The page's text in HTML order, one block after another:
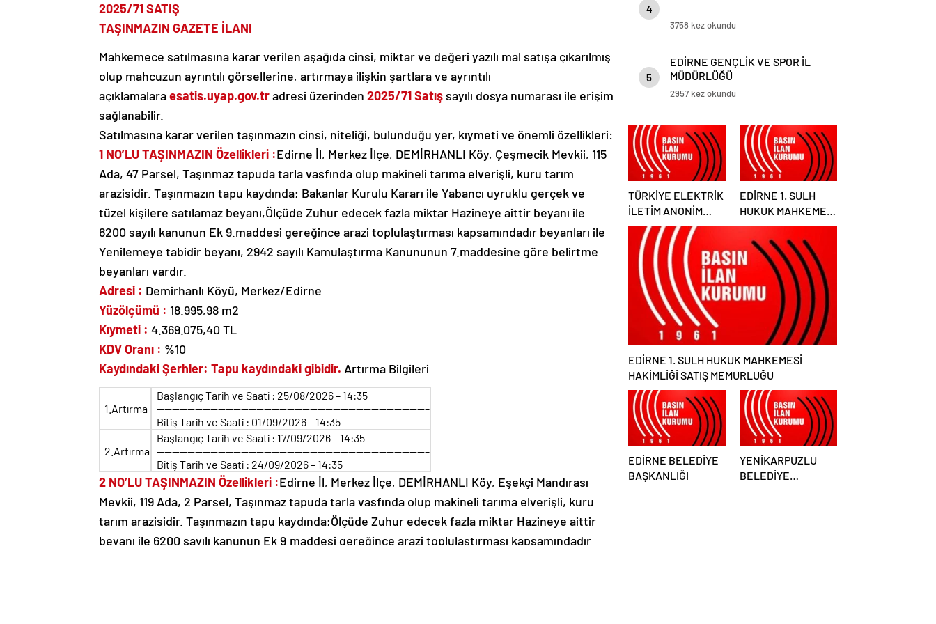
2025/71 SATIŞ
TAŞINMAZIN GAZETE İLANI
Mahkemece satılmasına karar verilen aşağıda cinsi, miktar ve değeri yazılı mal satışa çıkarılmış
olup mahcuzun ayrıntılı görsellerine, artırmaya ilişkin şartlara ve ayrıntılı
açıklamalaraesatis.uyap.gov.tradresi üzerinden 2025/71 Satış sayılı dosya numarası ile erişim
sağlanabilir.
Satılmasına karar verilen taşınmazın cinsi, niteliği, bulunduğu yer, kıymeti ve önemli özellikleri:
1 NO’LU TAŞINMAZIN Özellikleri :Edirne İl, Merkez İlçe, DEMİRHANLI Köy, Çeşmecik Mevkii, 115
Ada, 47 Parsel, Taşınmaz tapuda tarla vasfında olup makineli tarıma elverişli, kuru tarım
arazisidir. Taşınmazın tapu kaydında; Bakanlar Kurulu Kararı ile Yabancı uyruklu gerçek ve
tüzel kişilere satılamaz beyanı,Ölçüde Zuhur edecek fazla miktar Hazineye aittir beyanı ile
6200 sayılı kanunun Ek 9.maddesi gereğince arazi toplulaştırması kapsamındadır beyanları ile
Yenilemeye tabidir beyanı, 2942 sayılı Kamulaştırma Kanununun 7.maddesine göre belirtme
beyanları vardır.
Adresi : Demirhanlı Köyü, Merkez/Edirne
Yüzölçümü : 18.995,98 m2
Kıymeti : 4.369.075,40 TL
KDV Oranı : %10
Kaydındaki Şerhler: Tapu kaydındaki gibidir. Artırma Bilgileri
1.Artırma
Başlangıç Tarih ve Saati : 25/08/2026 – 14:35
———————————————————————————————————–
Bitiş Tarih ve Saati : 01/09/2026 – 14:35
2.Artırma
Başlangıç Tarih ve Saati : 17/09/2026 – 14:35
———————————————————————————————————–
Bitiş Tarih ve Saati : 24/09/2026 – 14:35
2 NO’LU TAŞINMAZIN Özellikleri :Edirne İl, Merkez İlçe, DEMİRHANLI Köy, Eşekçi Mandırası
Mevkii, 119 Ada, 2 Parsel, Taşınmaz tapuda tarla vasfında olup makineli tarıma elverişli, kuru
tarım arazisidir. Taşınmazın tapu kaydında;Ölçüde Zuhur edecek fazla miktar Hazineye aittir
beyanı ile 6200 sayılı kanunun Ek 9.maddesi gereğince arazi toplulaştırması kapsamındadır
4
3758 kez okundu
5
EDİRNE GENÇLİK VE SPOR İL
MÜDÜRLÜĞÜ
2957 kez okundu
TÜRKİYE ELEKTRİK
İLETİM ANONİM
ŞİRKETİ GENEL
MÜDÜRLÜĞÜ
EDİRNE 1. SULH
HUKUK MAHKEMESİ
HAKİMLİĞİ SATIŞ
MEMURLUĞU
EDİRNE 1. SULH HUKUK MAHKEMESİ
HAKİMLİĞİ SATIŞ MEMURLUĞU
EDİRNE BELEDİYE
BAŞKANLIĞI
YENİKARPUZLU
BELEDİYE